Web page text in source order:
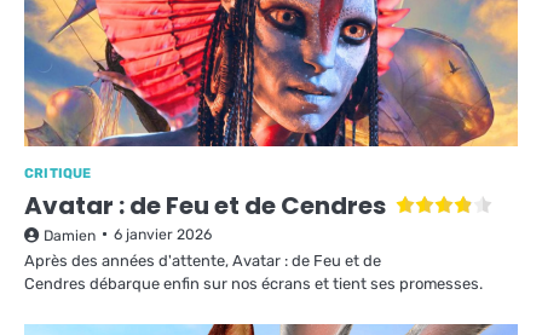
CRITIQUE
Avatar : de Feu et de Cendres
Damien 6 janvier 2026
Après des années d'attente, Avatar : de Feu et de
Cendres débarque enfin sur nos écrans et tient ses promesses.